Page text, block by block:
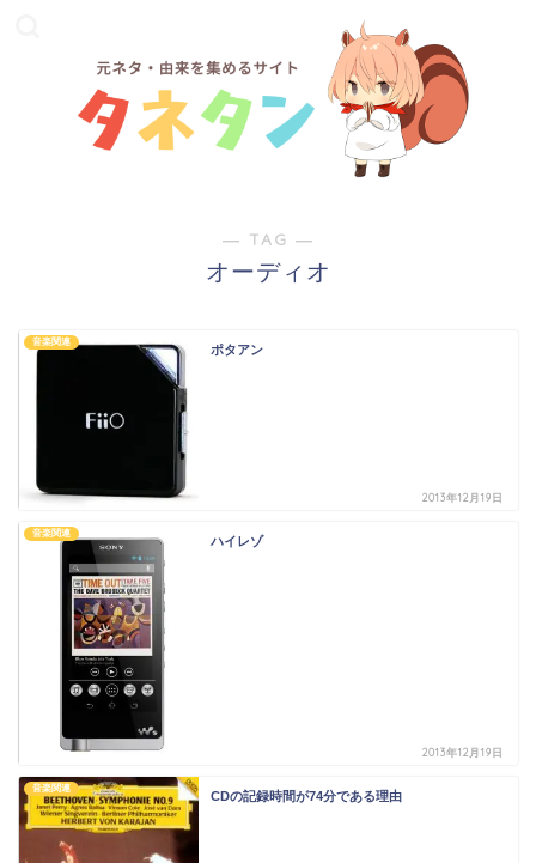
― TAG ―
オーディオ
音楽関連
ポタアン
2013年12月19日
音楽関連
ハイレゾ
2013年12月19日
音楽関連
CDの記録時間が74分である理由